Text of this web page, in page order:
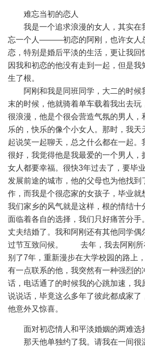
难忘当初的恋人
我是一个追求浪漫的女人，其实在
忘一个人———初恋的阿刚，也许女人
恋，特别是婚后平淡的生活，更让我回
因我和初恋的他没有走到一起，但是我
生了根。
阿刚和我是同班同学，大二的时候
末的时候，他就骑着单车载着我出去玩
很浪漫，他是个很会营造气氛的男人，
乐的，快乐的像个小女人。那时，我天
起说笑一起聊天，总之什么都在一起。
很好，我觉得他是我最爱的一个男人，
女人都要幸福。很快3年过去了，要毕
发展前途的城市，他的父母也为他找到
作，而我是个很恋家的女孩子，毕业就
我们家乡的风气就是这样，根的情结十
面临着各自的选择，我们只好痛苦分手
丈夫结婚了。我和阿刚还有其他同学偶
过节互致问候。
去年，我去阿刚所
别了7年，重新漫步在大学校园的路上
有一点联系的他，我突然有一种强烈的
话，电话通了的时候我的心跳加速，我
说说话，毕竟这么多年了彼此都成家了
他意外又惊喜。
面对初恋情人和平淡婚姻的两难选
那天他单独约了我。请我在一间很